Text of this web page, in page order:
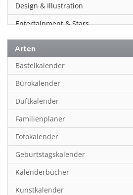
Design & Illustration
Entertainment & Stars
Erotik
Essen & Trinken
Familienplaner
Fantasy
Film
Fotokunst
Frauen
Fußball
Gaming
Arten
Bastelkalender
Bürokalender
Duftkalender
Familienplaner
Fotokalender
Geburtstagskalender
Kalenderbücher
Kunstkalender